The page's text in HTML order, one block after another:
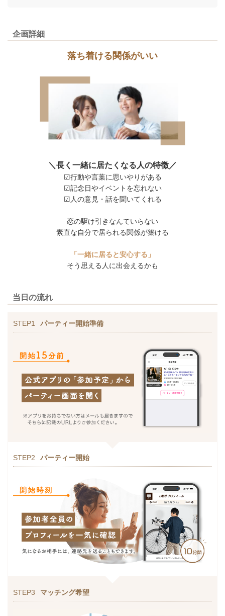
企画詳細
落ち着ける関係がいい
＼長く一緒に居たくなる人の特徴／
☑行動や言葉に思いやりがある
☑記念日やイベントを忘れない
☑人の意見・話を聞いてくれる
恋の駆け引きなんていらない
素直な自分で居られる関係が築ける
「一緒に居ると安心する」
そう思える人に出会えるかも
当日の流れ
STEP1 パーティー開始準備
STEP2 パーティー開始
STEP3 マッチング希望